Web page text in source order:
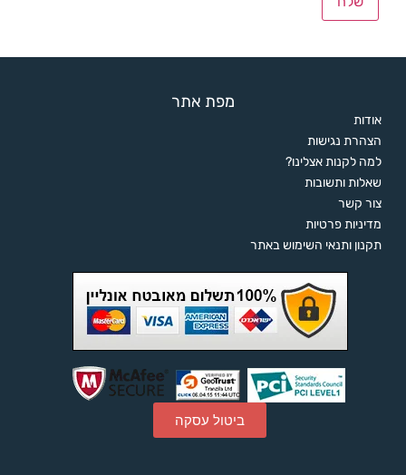
מפת אתר
אודות
הצהרת נגישות
למה לקנות אצלינו?
שאלות ותשובות
צור קשר
מדיניות פרטיות
תקנון ותנאי השימוש באתר
ביטול עסקה